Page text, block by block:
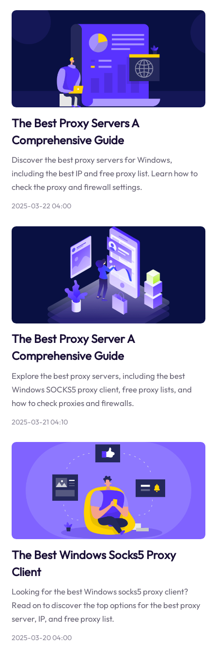
The Best Proxy Servers A
Comprehensive Guide
Discover the best proxy servers for Windows,
including the best IP and free proxy list. Learn how to
check the proxy and firewall settings.
2025-03-22 04:00
The Best Proxy Server A
Comprehensive Guide
Explore the best proxy servers, including the best
Windows SOCKS5 proxy client, free proxy lists, and
how to check proxies and firewalls.
2025-03-21 04:10
The Best Windows Socks5 Proxy
Client
Looking for the best Windows socks5 proxy client?
Read on to discover the top options for the best proxy
server, IP, and free proxy list.
2025-03-20 04:00